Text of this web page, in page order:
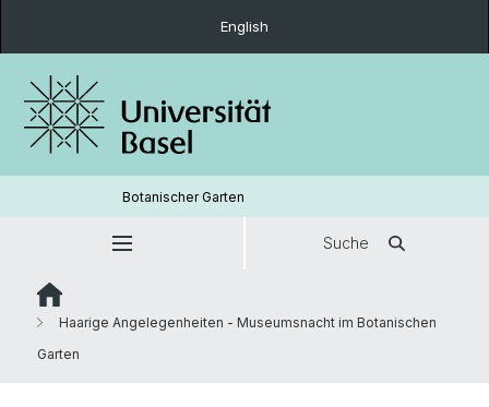
English
Botanischer Garten
Suche
Haarige Angelegenheiten - Museumsnacht im Botanischen
Garten